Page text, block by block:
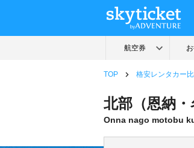
TOP 格安レンタカー
北部（恩納
Onna nago motobu